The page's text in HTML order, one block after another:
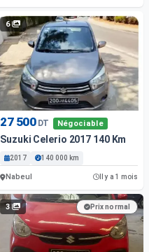
6
27 500 DT Négociable
Suzuki Celerio 2017 140 Km
2017 140 000 km
Nabeul Il y a 1 mois
3 Prix normal